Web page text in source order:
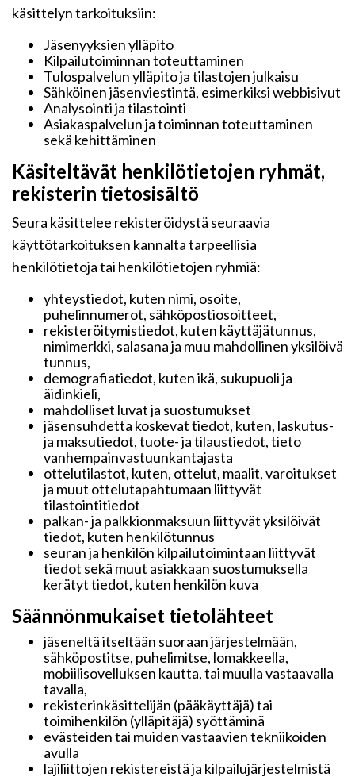
käsittelyn tarkoituksiin:
Jäsenyyksien ylläpito
Kilpailutoiminnan toteuttaminen
Tulospalvelun ylläpito ja tilastojen julkaisu
Sähköinen jäsenviestintä, esimerkiksi webbisivut
Analysointi ja tilastointi
Asiakaspalvelun ja toiminnan toteuttaminen
sekä kehittäminen
Käsiteltävät henkilötietojen ryhmät,
rekisterin tietosisältö
Seura käsittelee rekisteröidystä seuraavia
käyttötarkoituksen kannalta tarpeellisia
henkilötietoja tai henkilötietojen ryhmiä:
yhteystiedot, kuten nimi, osoite,
puhelinnumerot, sähköpostiosoitteet,
rekisteröitymistiedot, kuten käyttäjätunnus,
nimimerkki, salasana ja muu mahdollinen yksilöivä
tunnus,
demografiatiedot, kuten ikä, sukupuoli ja
äidinkieli,
mahdolliset luvat ja suostumukset
jäsensuhdetta koskevat tiedot, kuten, laskutus-
ja maksutiedot, tuote- ja tilaustiedot, tieto
vanhempainvastuunkantajasta
ottelutilastot, kuten, ottelut, maalit, varoitukset
ja muut ottelutapahtumaan liittyvät
tilastointitiedot
palkan- ja palkkionmaksuun liittyvät yksilöivät
tiedot, kuten henkilötunnus
seuran ja henkilön kilpailutoimintaan liittyvät
tiedot sekä muut asiakkaan suostumuksella
kerätyt tiedot, kuten henkilön kuva
Säännönmukaiset tietolähteet
jäseneltä itseltään suoraan järjestelmään,
sähköpostitse, puhelimitse, lomakkeella,
mobiilisovelluksen kautta, tai muulla vastaavalla
tavalla,
rekisterinkäsittelijän (pääkäyttäjä) tai
toimihenkilön (ylläpitäjä) syöttäminä
evästeiden tai muiden vastaavien tekniikoiden
avulla
lajiliittojen rekistereistä ja kilpailujärjestelmistä